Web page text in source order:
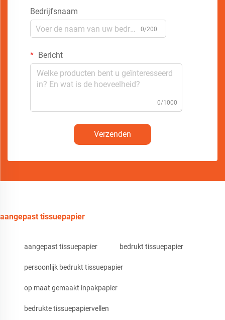
Bedrijfsnaam
0/200
Bericht
0/1000
Verzenden
aangepast tissuepapier
aangepast tissuepapier bedrukt tissuepapier
persoonlijk bedrukt tissuepapier
op maat gemaakt inpakpapier
bedrukte tissuepapiervellen